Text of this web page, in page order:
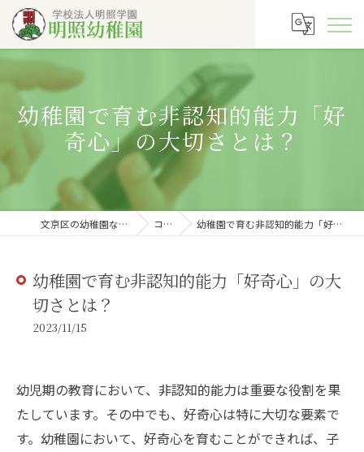
幼稚園で育む非認知的能力「好
奇心」の大切さとは？
文京区の幼稚園なら明照幼稚園 コラム 幼稚園で育む非認知的能力「好奇心」の大切さとは？
幼稚園で育む非認知的能力「好奇心」の大
切さとは？
2023/11/15
幼児期の教育において、非認知的能力は重要な役割を果
たしています。その中でも、好奇心は特に大切な要素で
す。幼稚園において、好奇心を育むことができれば、子